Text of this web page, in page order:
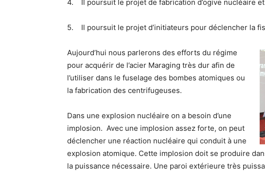
4. Il poursuit le projet de fabrication d’ogive nucléaire
5. Il poursuit le projet d’initiateurs pour déclencher la
Aujourd’hui nous parlerons des efforts du régime
pour acquérir de l’acier Maraging très dur afin de
l’utiliser dans le fuselage des bombes atomiques ou
la fabrication des centrifugeuses.
Dans une explosion nucléaire on a besoin d’une
implosion. Avec une implosion assez forte, on peut
déclencher une réaction nucléaire qui conduit à une
explosion atomique. Cette implosion doit se produire
la puissance nécessaire. Une paroi extérieure très